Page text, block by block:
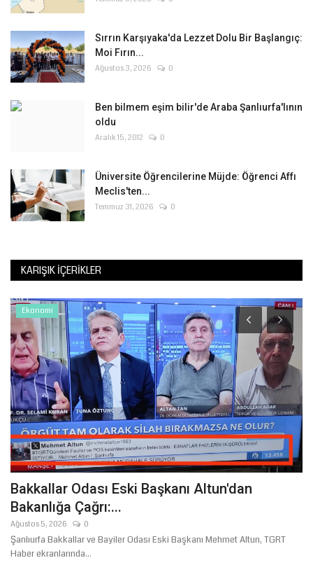
Sırrın Karşıyaka'da Lezzet Dolu Bir Başlangıç:
Moi Fırın...
Ağustos 3, 2026 0
Ben bilmem eşim bilir'de Araba Şanlıurfa'lının
oldu
Aralık 15, 2012 0
Üniversite Öğrencilerine Müjde: Öğrenci Affı
Meclis'ten...
Temmuz 31, 2026 0
KARIŞIK İÇERIKLER
Ekonomi
Bakkallar Odası Eski Başkanı Altun'dan
Bakanlığa Çağrı:...
Ağustos 5, 2026 0
Şanlıurfa Bakkallar ve Bayiler Odası Eski Başkanı Mehmet Altun, TGRT
Haber ekranlarında...